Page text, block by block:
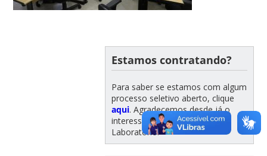
Estamos contratando?
Para saber se estamos com algum
processo seletivo aberto, clique
aqui. Agradecemos desde já o
interesse em participar do
Laboratório!